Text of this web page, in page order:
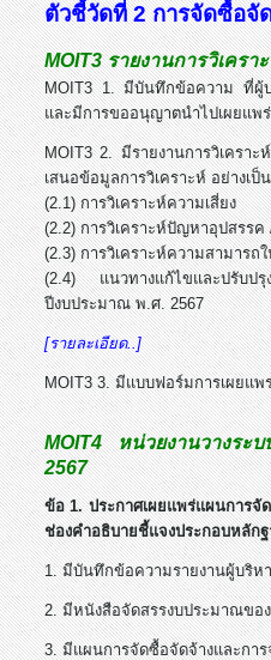
ตัวชี้วัดที่ 2 การจัดซื้อจั
MOIT3 รายงานการวิเคร
MOIT3 1. มีบันทึกข้อความ ที่ผู้บ
และมีการขออนุญาตนำไปเผยแพ
MOIT3 2. มีรายงานการวิเครา
เสนอข้อมูลการวิเคราะห์ อย่างเ
(2.1) การวิเคราะห์ความเสี่ยง
(2.2) การวิเคราะห์ปัญหาอุปสรร
(2.3) การวิเคราะห์ความสามาร
(2.4) แนวทางแก้ไขและปรับปรุ
ปีงบประมาณ พ.ศ. 2567
[รายละเอียด..]
MOIT3 3. มีแบบฟอร์มการเผยแ
MOIT4 หน่วยงานวางระ
2567
ข้อ 1. ประกาศเผยแพร่แผนการจั
ช่องคำอธิบายชี้แจงประกอบหลัก
1. มีบันทึกข้อความรายงานผู้บริห
2. มีหนังสือจัดสรรงบประมาณขอ
3. มีแผนการจัดซื้อจัดจ้างและกา